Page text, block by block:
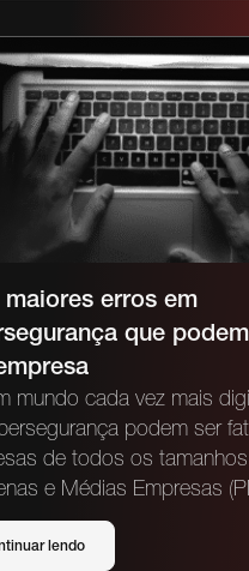
maiores erros em
que
mundo cada vez mais
podem ser
de todos os
e Médias Empresas
lendo